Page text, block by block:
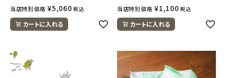
アルモニベルツ
ご利用ガイド等
当店特別価格 ¥5,060 税込
カートに入れる
当店特別価格 ¥1,100 税込
カートに入れる